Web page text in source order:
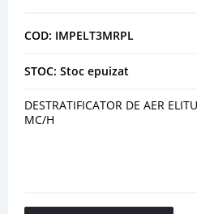
COD: IMPELT3MRPL
STOC: Stoc epuizat
DESTRATIFICATOR DE AER
MC/H